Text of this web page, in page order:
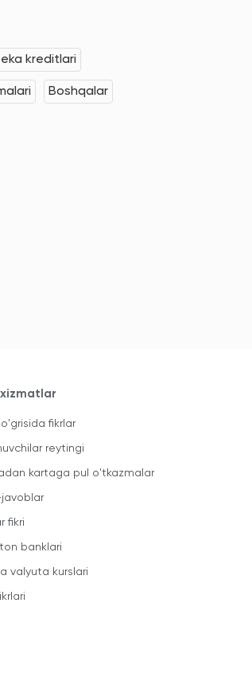
kreditlari
Boshqalar
xizmatlar
fikrlar
reytingi
kartaga pul o'tkazmalar
fikri
banklari
valyuta kurslari